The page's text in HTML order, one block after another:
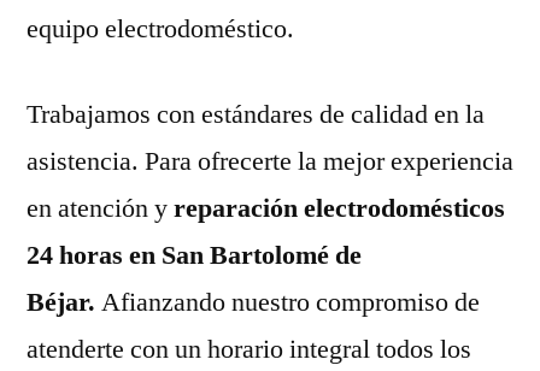
equipo electrodoméstico.
Trabajamos con estándares de calidad en la
asistencia. Para ofrecerte la mejor experiencia
en atención yreparación electrodomésticos
24 horas en San Bartolomé de
Béjar. Afianzando nuestro compromiso de
atenderte con un horario integral todos los